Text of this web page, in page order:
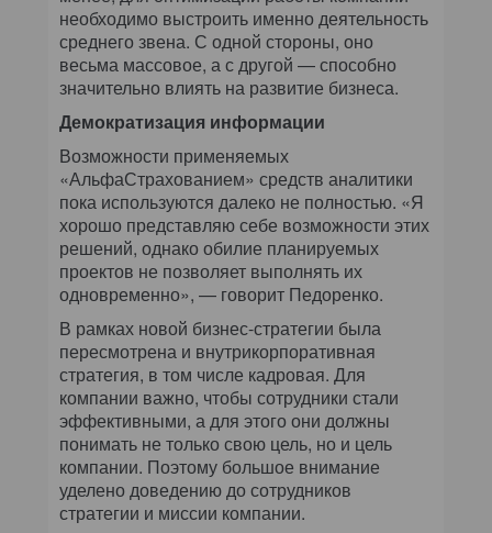
необходимо выстроить именно деятельность
среднего звена. С одной стороны, оно
весьма массовое, а с другой — способно
значительно влиять на развитие бизнеса.
Демократизация информации
Возможности применяемых
«АльфаСтрахованием» средств аналитики
пока используются далеко не полностью. «Я
хорошо представляю себе возможности этих
решений, однако обилие планируемых
проектов не позволяет выполнять их
одновременно», — говорит Педоренко.
В рамках новой бизнес-стратегии была
пересмотрена и внутрикорпоративная
стратегия, в том числе кадровая. Для
компании важно, чтобы сотрудники стали
эффективными, а для этого они должны
понимать не только свою цель, но и цель
компании. Поэтому большое внимание
уделено доведению до сотрудников
стратегии и миссии компании.